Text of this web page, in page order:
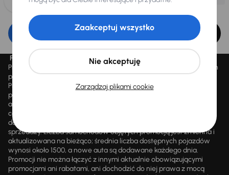
Edytuj filtr
Promocja „Letnie przeceny aż 1500 aut”
Promocja „Letnie przeceny aż 1500 aut” obowiązuje we wszystkich
placówkach Autocentrum AAA AUTO Sp. z o.o. („AAA AUTO”).
Promocja polega na możliwości nabycia wybranych pojazdów
przecenionych, wskazanych w serwisie internetowym
aaaauto.pl/promocja, ze zniżką uwidocznioną w prezentowanej
cenie. Zniżka jest obliczana jako różnica pomiędzy najniższą ceną
danego pojazdu z 30 dni przed obniżką a jego aktualną ceną
sprzedaży. Liczba samochodów objętych promocją jest zmienna i
aktualizowana na bieżąco; średnia liczba dostępnych pojazdów
wynosi około 1500, a nowe auta są dodawane każdego dnia.
Promocji nie można łączyć z innymi aktualnie obowiązującymi
promocjami ani rabatami, ani dochodzić do niej prawa z mocą
Zarządzaj plikami cookie
Nie akceptuję
Zaakceptuj wszystko